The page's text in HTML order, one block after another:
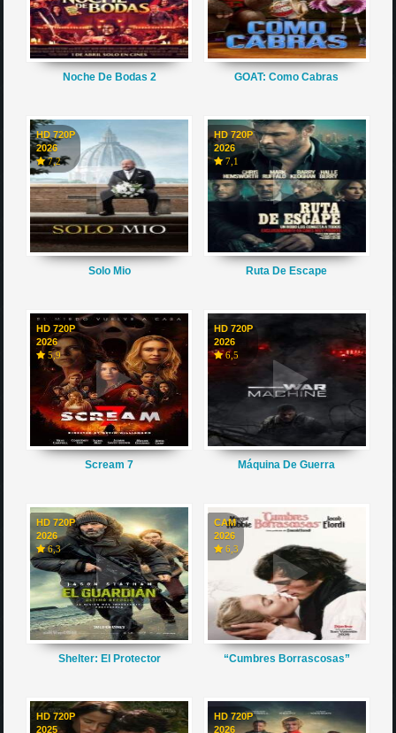
Noche De Bodas 2 GOAT: Como Cabras
HD 720P
2026
7,2
Solo Mio
HD 720P
2026
7,1
Ruta De Escape
HD 720P
2026
5,9
Scream 7
HD 720P
2026
6,5
Máquina De Guerra
HD 720P
2026
6,3
Shelter: El Protector
CAM
2026
6,3
“Cumbres Borrascosas”
HD 720P
2025
HD 720P
2026